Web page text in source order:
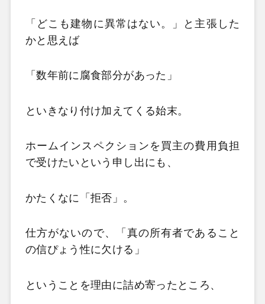
「どこも建物に異常はない。」と主張した
かと思えば
「数年前に腐食部分があった」
といきなり付け加えてくる始末。
ホームインスペクションを買主の費用負担
で受けたいという申し出にも、
かたくなに「拒否」。
仕方がないので、「真の所有者であること
の信ぴょう性に欠ける」
ということを理由に詰め寄ったところ、